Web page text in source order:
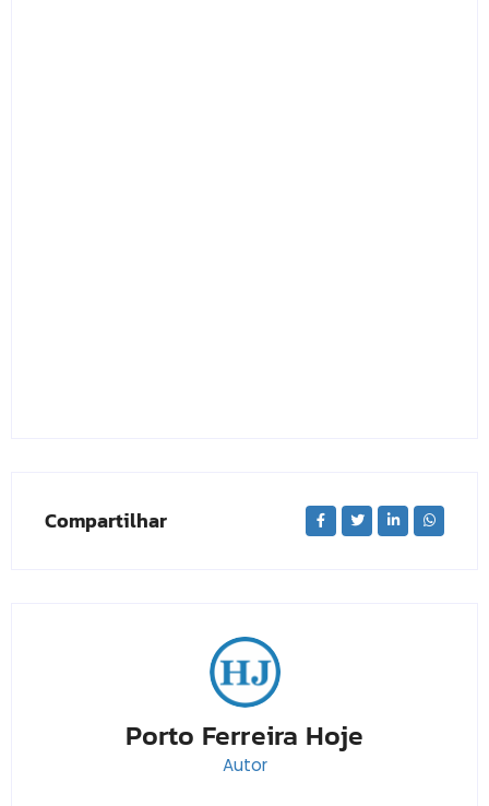
Compartilhar
Porto Ferreira Hoje
Autor